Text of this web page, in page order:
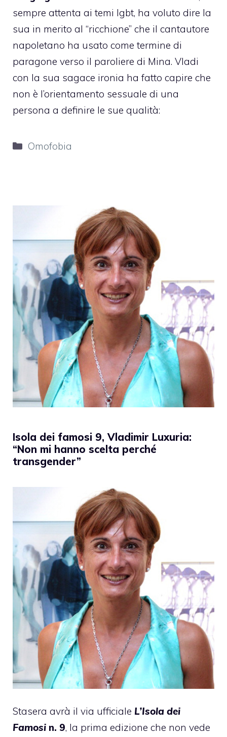
sempre attenta ai temi lgbt, ha voluto dire la
sua in merito al “ricchione” che il cantautore
napoletano ha usato come termine di
paragone verso il paroliere di Mina. Vladi
con la sua sagace ironia ha fatto capire che
non è l’orientamento sessuale di una
persona a definire le sue qualità:
Categorie
Omofobia
Isola dei famosi 9, Vladimir Luxuria:
“Non mi hanno scelta perché
transgender”
Stasera avrà il via ufficiale L’Isola dei
Famosi n. 9, la prima edizione che non vede